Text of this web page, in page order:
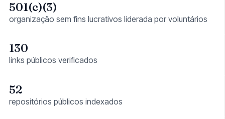
501(c)(3)
organização sem fins lucrativos liderada por voluntários
130
links públicos verificados
52
repositórios públicos indexados